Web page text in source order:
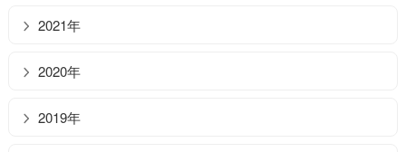
2021年
2020年
2019年